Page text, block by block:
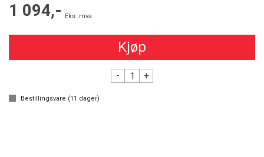
1 094,- Eks. mva.
Kjøp
- +
Bestillingsvare (11 dager)